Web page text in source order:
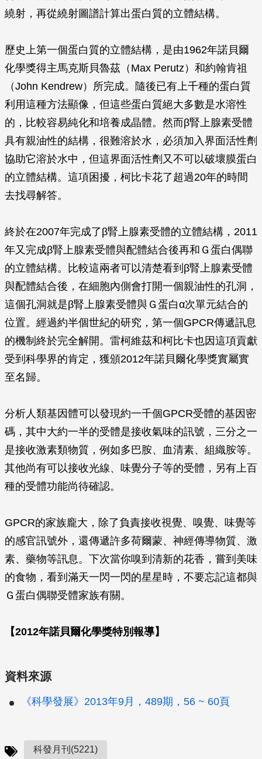
繞射，再從繞射圖譜計算出蛋白質的立體結構。
歷史上第一個蛋白質的立體結構，是由1962年諾貝爾
化學獎得主馬克斯貝魯茲（Max Perutz）和約翰肯祖
（John Kendrew）所完成。隨後已有上千種的蛋白質
利用這種方法顯像，但這些蛋白質絕大多數是水溶性
的，比較容易純化和培養成晶體。然而β腎上腺素受體
具有親油性的結構，很難溶於水，必須加入界面活性劑
協助它溶於水中，但這界面活性劑又不可以破壞膜蛋白
的立體結構。這項困擾，柯比卡花了超過20年的時間
去找尋解答。
終於在2007年完成了β腎上腺素受體的立體結構，2011
年又完成β腎上腺素受體與配體結合後再和Ｇ蛋白偶聯
的立體結構。比較這兩者可以清楚看到 β腎上腺素受體
與配體結合後，在細胞內側會打開一個親油性的孔洞，
這個孔洞就是β腎上腺素受體與Ｇ蛋白α次單元結合的
位置。經過約半個世紀的研究，第一個GPCR傳遞訊息
的機制終於完全解開。雷柯維茲和柯比卡也因這項貢獻
受到科學界的肯定，獲頒2012年諾貝爾化學獎實屬實
至名歸。
分析人類基因體可以發現約一千個GPCR受體的基因密
碼，其中大約一半的受體是接收氣味的訊號，三分之一
是接收激素類物質，例如多巴胺、血清素、組織胺等。
其他尚有可以接收光線、味覺分子等的受體，另有上百
種的受體功能尚待確認。
GPCR的家族龐大，除了負責接收視覺、嗅覺、味覺等
的感官訊號外，還傳遞許多荷爾蒙、神經傳導物質、激
素、藥物等訊息。下次當你嗅到清新的花香，嘗到美味
的食物，看到滿天一閃一閃的星星時，不要忘記這都與
Ｇ蛋白偶聯受體家族有關。
【2012年諾貝爾化學獎特別報導】
資料來源
《科學發展》2013年9月，489期，56 ~ 60頁
科發月刊(5221)